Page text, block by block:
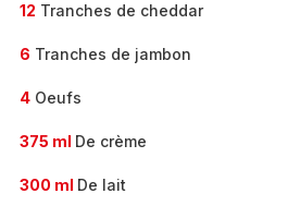
12 Tranches de cheddar
6 Tranches de jambon
4 Oeufs
375 ml De crème
300 ml De lait